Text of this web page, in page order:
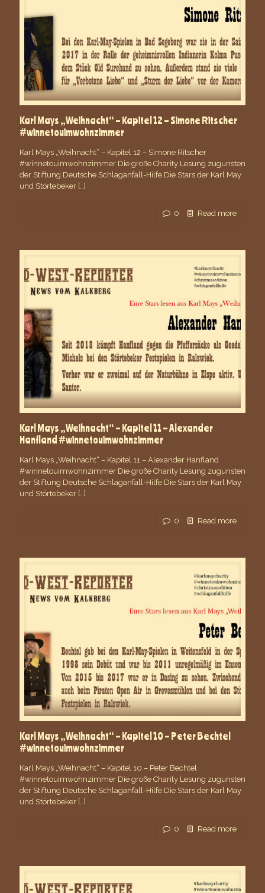
Karl Mays „Weihnacht“ – Kapitel 12 – Simone Ritscher
#winnetouimwohnzimmer
Karl Mays „Weihnacht“ – Kapitel 12 – Simone Ritscher
#winnetouimwohnzimmer Die große Charity Lesung zugunsten
der Stiftung Deutsche Schlaganfall-Hilfe Die Stars der Karl May
und Störtebeker […]
0 Read more
Karl Mays „Weihnacht“ – Kapitel 11 – Alexander
Hanfland #winnetouimwohnzimmer
Karl Mays „Weihnacht“ – Kapitel 11 – Alexander Hanfland
#winnetouimwohnzimmer Die große Charity Lesung zugunsten
der Stiftung Deutsche Schlaganfall-Hilfe Die Stars der Karl May
und Störtebeker […]
0 Read more
Karl Mays „Weihnacht“ – Kapitel 10 – Peter Bechtel
#winnetouimwohnzimmer
Karl Mays „Weihnacht“ – Kapitel 10 – Peter Bechtel
#winnetouimwohnzimmer Die große Charity Lesung zugunsten
der Stiftung Deutsche Schlaganfall-Hilfe Die Stars der Karl May
und Störtebeker […]
0 Read more